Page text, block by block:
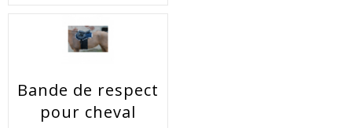
Bande de respect
pour cheval